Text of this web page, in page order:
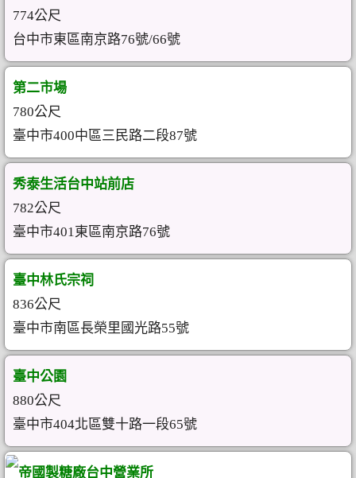
774公尺
台中市東區南京路76號/66號
第二市場
780公尺
臺中市400中區三民路二段87號
秀泰生活台中站前店
782公尺
臺中市401東區南京路76號
臺中林氏宗祠
836公尺
臺中市南區長榮里國光路55號
臺中公園
880公尺
臺中市404北區雙十路一段65號
帝國製糖廠台中營業所